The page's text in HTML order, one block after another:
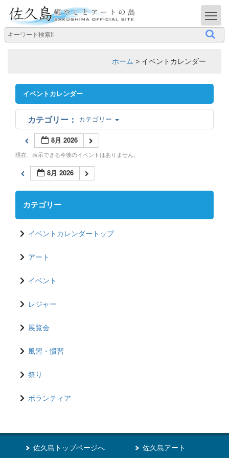
ホーム > イベントカレンダー
イベントカレンダー
カテゴリー
8月 2026
現在、表示できる今後のイベントはありません。
8月 2026
カテゴリー
イベントカレンダートップ
アート
イベント
レジャー
展覧会
風習・慣習
祭り
ボランティア
佐久島トップページへ 佐久島アート